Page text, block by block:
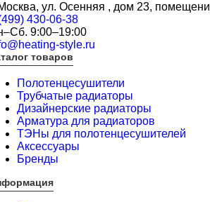
ул. Осенняя , дом 23,
430-06-38
9:00–19:00
style.ru
товаров
Полотенцесушители
Трубчатые радиаторы
Дизайнерские радиаторы
Арматура для радиаторов
ТЭНы для полотенцесушителей
Аксессуары
Бренды